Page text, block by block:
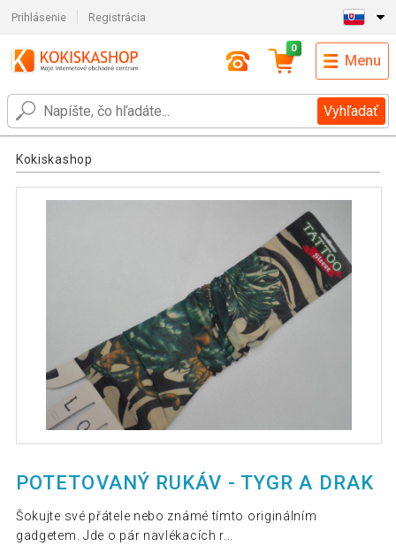
Prihlásenie Registrácia
Vyhľadať
0
Menu
Kokiskashop
POTETOVANÝ RUKÁV - TYGR A DRAK
Šokujte své přátele nebo známé tímto originálním
gadgetem. Jde o pár navlékacích r...